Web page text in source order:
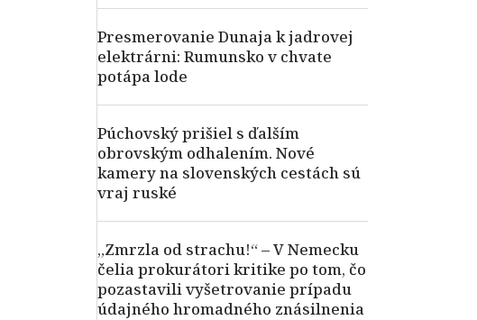
Presmerovanie Dunaja k jadrovej
elektrárni: Rumunsko v chvate
potápa lode
Púchovský prišiel s ďalším
obrovským odhalením. Nové
kamery na slovenských cestách sú
vraj ruské
„Zmrzla od strachu!“ – V Nemecku
čelia prokurátori kritike po tom, čo
pozastavili vyšetrovanie prípadu
údajného hromadného znásilnenia